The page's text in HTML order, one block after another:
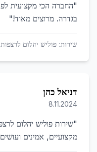
"החברה הכי מקצועית
בגדרה. מרוצים מאוד!"
שירות: פוליש יהלום
דניאל כהן
8.11.2024
"שירות פוליש יהלום
מקצועיים, אמינים